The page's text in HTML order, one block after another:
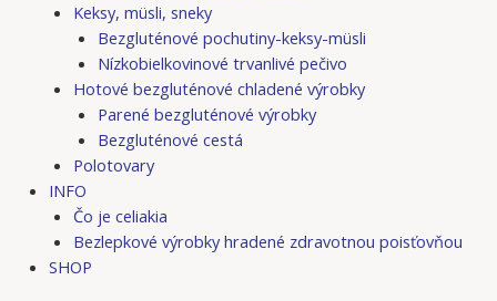
Keksy, müsli, sneky
Bezgluténové pochutiny-keksy-müsli
Nízkobielkovinové trvanlivé pečivo
Hotové bezgluténové chladené výrobky
Parené bezgluténové výrobky
Bezgluténové cestá
Polotovary
INFO
Čo je celiakia
Bezlepkové výrobky hradené zdravotnou poisťovňou
SHOP